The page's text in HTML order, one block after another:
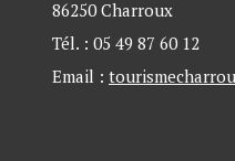
86250 Charroux
Tél. : 05 49 87 60 12
Email :